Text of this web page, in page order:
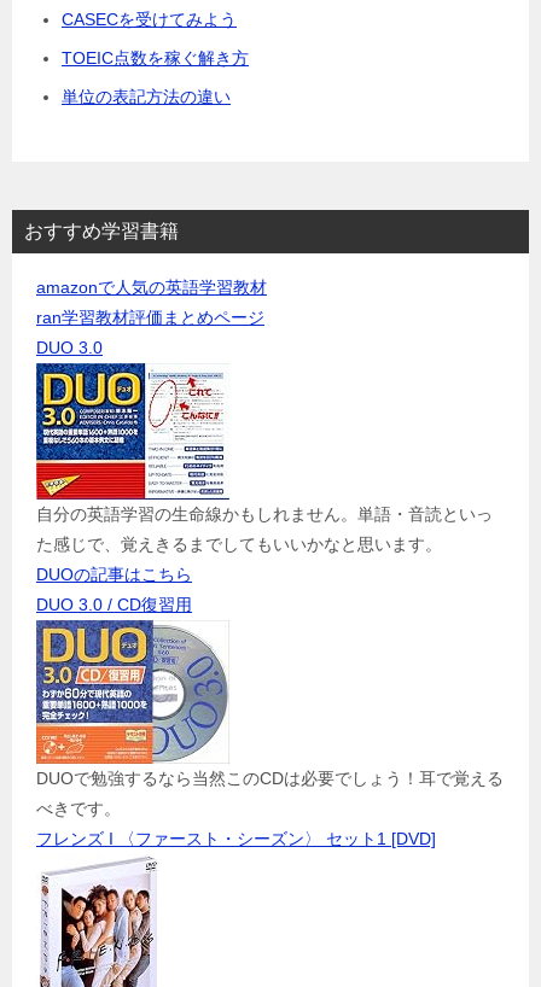
CASECを受けてみよう
TOEIC点数を稼ぐ解き方
単位の表記方法の違い
おすすめ学習書籍
amazonで人気の英語学習教材
ran学習教材評価まとめページ
DUO 3.0
自分の英語学習の生命線かもしれません。単語・音読といっ
た感じで、覚えきるまでしてもいいかなと思います。
DUOの記事はこちら
DUO 3.0 / CD復習用
DUOで勉強するなら当然このCDは必要でしょう！耳で覚える
べきです。
フレンズ I 〈ファースト・シーズン〉 セット1 [DVD]